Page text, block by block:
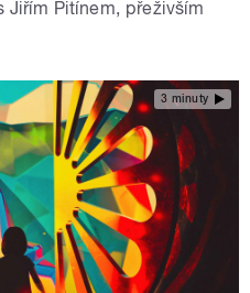
Jiřím Pitínem, přeživším
3 minuty